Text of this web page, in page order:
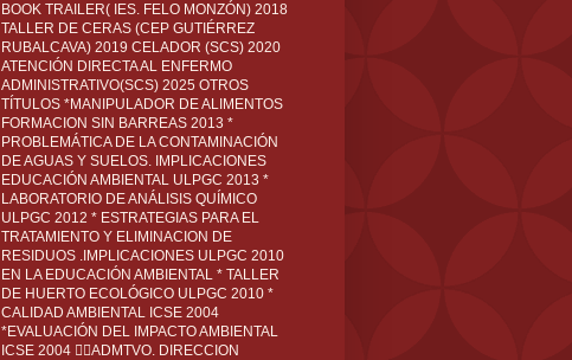
BOOK TRAILER( IES. FELO MONZÓN) 2018
TALLER DE CERAS (CEP GUTIÉRREZ
RUBALCAVA) 2019 CELADOR (SCS) 2020
ATENCIÓN DIRECTA AL ENFERMO
ADMINISTRATIVO(SCS) 2025 OTROS
TÍTULOS *MANIPULADOR DE ALIMENTOS
FORMACION SIN BARREAS 2013 *
PROBLEMÁTICA DE LA CONTAMINACIÓN
DE AGUAS Y SUELOS. IMPLICACIONES
EDUCACIÓN AMBIENTAL ULPGC 2013 *
LABORATORIO DE ANÁLISIS QUÍMICO
ULPGC 2012 * ESTRATEGIAS PARA EL
TRATAMIENTO Y ELIMINACION DE
RESIDUOS .IMPLICACIONES ULPGC 2010
EN LA EDUCACIÓN AMBIENTAL * TALLER
DE HUERTO ECOLÓGICO ULPGC 2010 *
CALIDAD AMBIENTAL ICSE 2004
*EVALUACIÓN DEL IMPACTO AMBIENTAL
ICSE 2004 ADMTVO. DIRECCION